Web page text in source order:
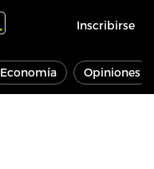
Inscribirse
Economía Opiniones